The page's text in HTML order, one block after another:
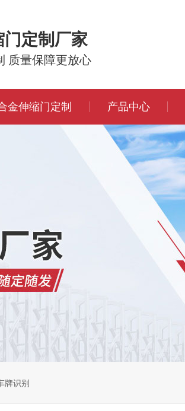
门定制厂家
质量保障更放心
金伸缩门定制 产品中心
牌识别